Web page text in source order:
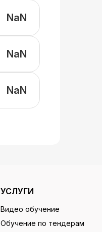
NaN
NaN
NaN
УСЛУГИ
Видео обучение
Обучение по тендерам